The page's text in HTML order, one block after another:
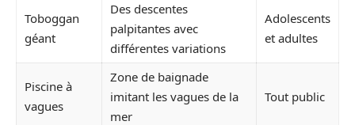
Toboggan
géant
Des descentes
palpitantes avec
différentes variations
Adolescents
et adultes
Piscine à
vagues
Zone de baignade
imitant les vagues de la
mer
Tout public